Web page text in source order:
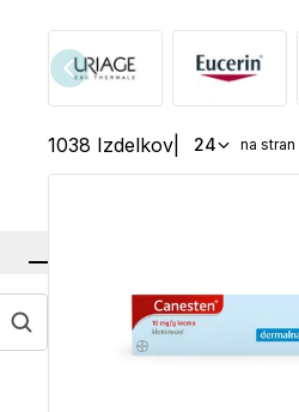
1038 Izdelkov 24 na stran